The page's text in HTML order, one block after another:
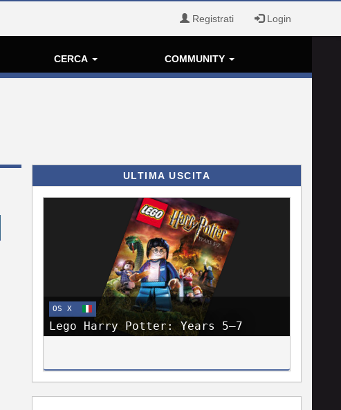
Registrati Login
CERCA COMMUNITY
ULTIMA USCITA
OS X
Lego Harry Potter: Years 5–7